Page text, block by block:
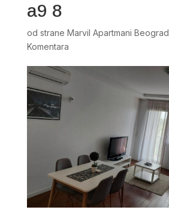
a9 8
od strane Marvil Apartmani Beograd
Komentara